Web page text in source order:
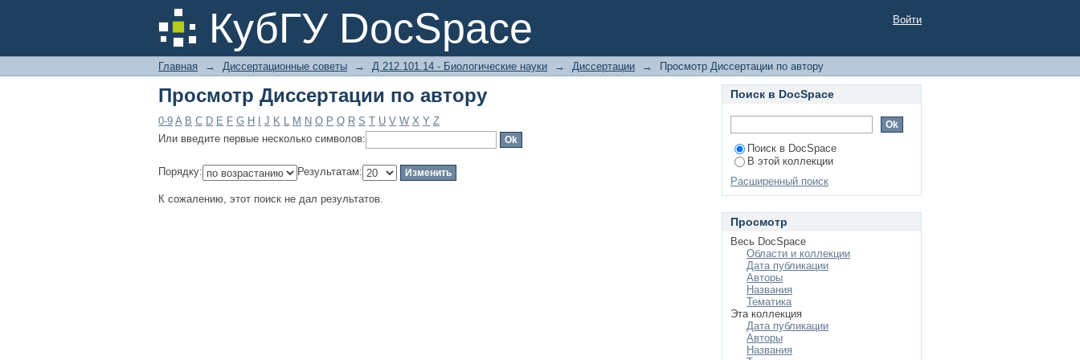
КубГУ DocSpace
Просмотр Диссертации по автору Войти
Главная → Диссертационные советы → Д 212.101.14 - Биологические науки → Диссертации → Просмотр Диссертации по автору
Просмотр Диссертации по автору
0-9 A B C D E F G H J K L M N O P Q R S T U V W X Y Z
Или введите первые несколько символов:
Порядку: Результатам:
К сожалению, этот поиск не дал результатов.
Поиск в DocSpace
Поиск в DocSpace
В этой коллекции
Расширенный поиск
Просмотр
Весь DocSpace
Области и коллекции
Дата публикации
Авторы
Названия
Тематика
Эта коллекция
Дата публикации
Авторы
Названия